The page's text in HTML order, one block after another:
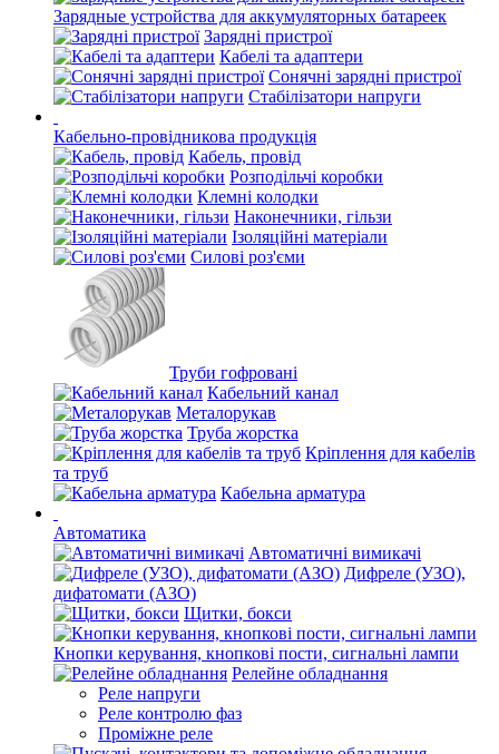
Зарядные устройства для аккумуляторных батареек
Зарядні пристрої
Кабелі та адаптери
Сонячні зарядні пристрої
Стабілізатори напруги
Кабельно-провідникова продукція
Кабель, провід
Розподільчі коробки
Клемні колодки
Наконечники, гільзи
Ізоляційні матеріали
Силові роз'єми
Труби гофровані
Кабельний канал
Металорукав
Труба жорстка
Кріплення для кабелів
та труб
Кабельна арматура
Автоматика
Автоматичні вимикачі
Дифреле (УЗО),
дифатомати (АЗО)
Щитки, бокси
Кнопки керування, кнопкові пости, сигнальні лампи
Релейне обладнання
Реле напруги
Реле контролю фаз
Проміжне реле